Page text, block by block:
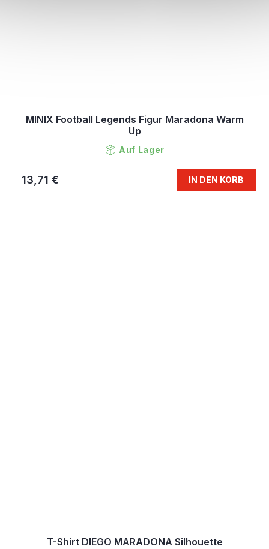
MINIX Football Legends Figur Maradona Warm
Up
Auf Lager
13,71 € IN DEN KORB
T-Shirt DIEGO MARADONA Silhouette